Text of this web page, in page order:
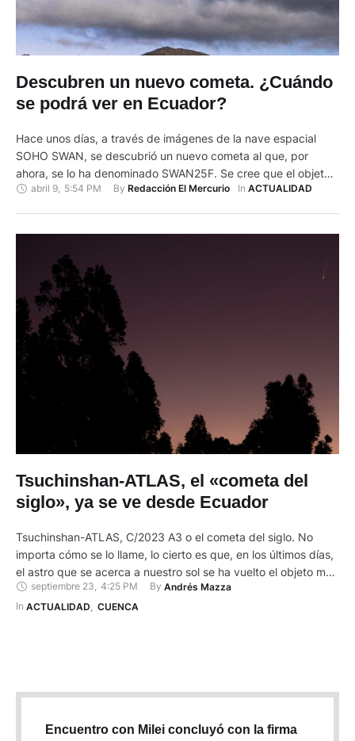
Descubren un nuevo cometa. ¿Cuándo
se podrá ver en Ecuador?
Hace unos días, a través de imágenes de la nave espacial
SOHO SWAN, se descubrió un nuevo cometa al que, por
ahora, se lo ha denominado SWAN25F. Se cree que el objeto
estelar empezará a acercarse al sol de nuestro Sistema Solar
abril 9 5:54 PM By Redacción El Mercurio In ACTUALIDAD
Tsuchinshan-ATLAS, el «cometa del
siglo», ya se ve desde Ecuador
Tsuchinshan-ATLAS, C/2023 A3 o el cometa del siglo. No
importa cómo se lo llame, lo cierto es que, en los últimos días,
el astro que se acerca a nuestro sol se ha vuelto el objeto más
famoso del espacio exterior. Descubierto a principios del
2023, el cometa C/2023 A3, por aquel entonces, ya se ganó
septiembre 23, 4:25 PM By Andrés Mazza
In ACTUALIDAD CUENCA
Encuentro con Milei concluyó con la firma